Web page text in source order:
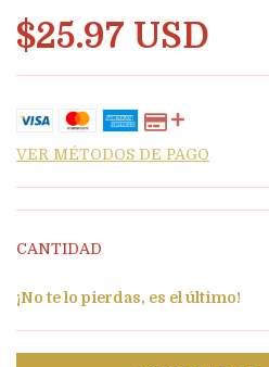
$25.97 USD
VER MÉTODOS DE PAGO
CANTIDAD
¡No te lo pierdas, es el último!